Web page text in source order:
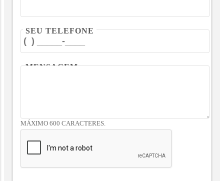
SEU TELEFONE
MENSAGEM
MÁXIMO 600 CARACTERES.